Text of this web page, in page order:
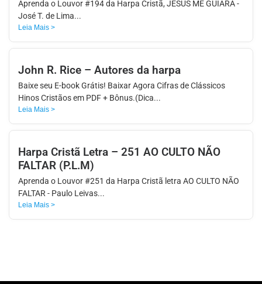
Aprenda o Louvor #194 da Harpa Cristã, JESUS ME GUIARÁ -
José T. de Lima...
Leia Mais >
John R. Rice – Autores da harpa
Baixe seu E-book Grátis! Baixar Agora Cifras de Clássicos
Hinos Cristãos em PDF + Bônus.(Dica...
Leia Mais >
Harpa Cristã Letra – 251 AO CULTO NÃO
FALTAR (P.L.M)
Aprenda o Louvor #251 da Harpa Cristã letra AO CULTO NÃO
FALTAR - Paulo Leivas...
Leia Mais >